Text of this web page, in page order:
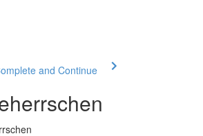
and Continue